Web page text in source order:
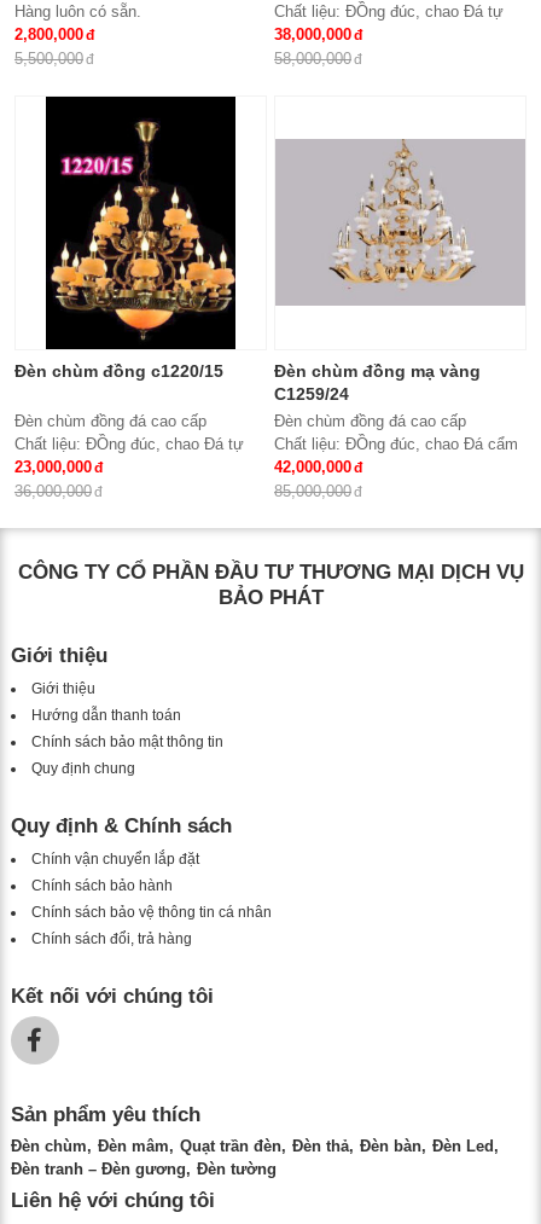
Hàng luôn có sẵn.
2,800,000
5,500,000
Chất liệu: ĐỒng đúc, chao Đá tự
nhiên
Số lượng tay : 24 tay
38,000,000
58,000,000
Đèn chùm đồng c1220/15
Đèn chùm đồng đá cao cấp
Chất liệu: ĐỒng đúc, chao Đá tự
nhiên
Số lượng tay : 15 tay
Bóng đèn: Bóng led tiết kiệm điện
E14*15
Bảo hành: 2 năm
23,000,000
36,000,000
Đèn chùm đồng mạ vàng
C1259/24
Đèn chùm đồng đá cao cấp
Chất liệu: ĐỒng đúc, chao Đá cẩm
thạch trắng tự nhiên
Số lượng tay : 24 tay
Bóng đèn: Bóng led tiết kiệm điện
Bảo hành: 2 năm
42,000,000
85,000,000
CÔNG TY CỔ PHẦN ĐẦU TƯ THƯƠNG MẠI DỊCH VỤ
BẢO PHÁT
Giới thiệu
Giới thiệu
Hướng dẫn thanh toán
Chính sách bảo mật thông tin
Quy định chung
Quy định & Chính sách
Chính vận chuyển lắp đặt
Chính sách bảo hành
Chính sách bảo vệ thông tin cá nhân
Chính sách đổi, trả hàng
Kết nối với chúng tôi
Sản phẩm yêu thích
Đèn chùm Đèn mâm Quạt trần đèn Đèn thả Đèn bàn
Đèn Led
Đèn tranh – Đèn gương
Đèn tường
Liên hệ với chúng tôi